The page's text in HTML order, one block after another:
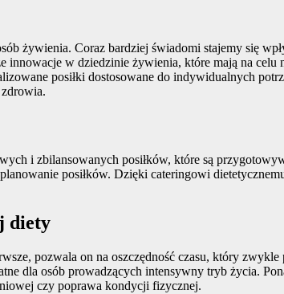
żywienia. Coraz bardziej świadomi stajemy się
w dziedzinie żywienia, które mają na celu
posiłki dostosowane do indywidualnych
i zbilansowanych posiłków, które są
posiłków. Dzięki cateringowi
diety
pozwala on na oszczędność czasu, który
dla osób prowadzących intensywny tryb życia.
czy poprawa kondycji fizycznej.